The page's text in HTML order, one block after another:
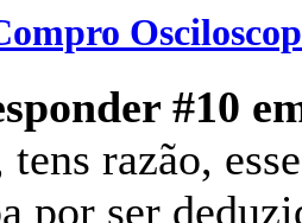
#10
tens razão,
por ser